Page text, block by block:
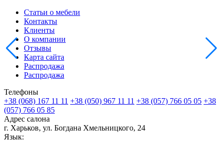
Статьи о мебели
Контакты
Клиенты
О компании
Отзывы
Карта сайта
Распродажа
Распродажа
Телефоны
+38 (068) 167 11 11 +38 (050) 967 11 11 +38 (057) 766 05 05 +38
(057) 766 05 85
Адрес салона
г. Харьков, ул. Богдана Хмельницкого, 24
Язык: